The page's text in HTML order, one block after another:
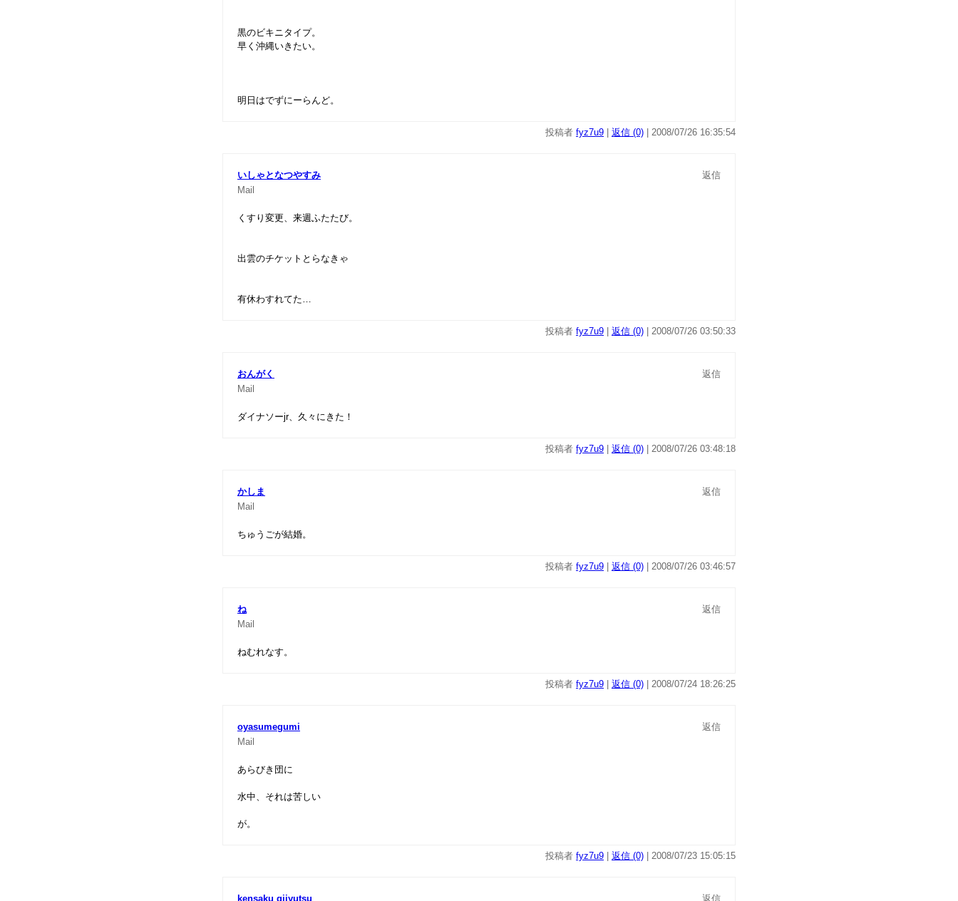
黒のビキニタイプ。
早く沖縄いきたい。
明日はでずにーらんど。
投稿者 fyz7u9 返信 (0) | 2008/07/26 16:35:54
いしゃとなつやすみ
返信
Mail
くすり変更、来週ふたたび。
出雲のチケットとらなきゃ
有休わすれてた…
投稿者 fyz7u9 返信 (0) | 2008/07/26 03:50:33
おんがく
返信
Mail
ダイナソーjr、久々にきた！
投稿者 fyz7u9 返信 (0) | 2008/07/26 03:48:18
かしま
返信
Mail
ちゅうごが結婚。
投稿者 fyz7u9 返信 (0) | 2008/07/26 03:46:57
ね
返信
Mail
ねむれなす。
投稿者 fyz7u9 返信 (0) | 2008/07/24 18:26:25
oyasumegumi
返信
Mail
あらびき団に
水中、それは苦しい
が。
投稿者 fyz7u9 返信 (0) | 2008/07/23 15:05:15
kensaku gijyutsu 返信